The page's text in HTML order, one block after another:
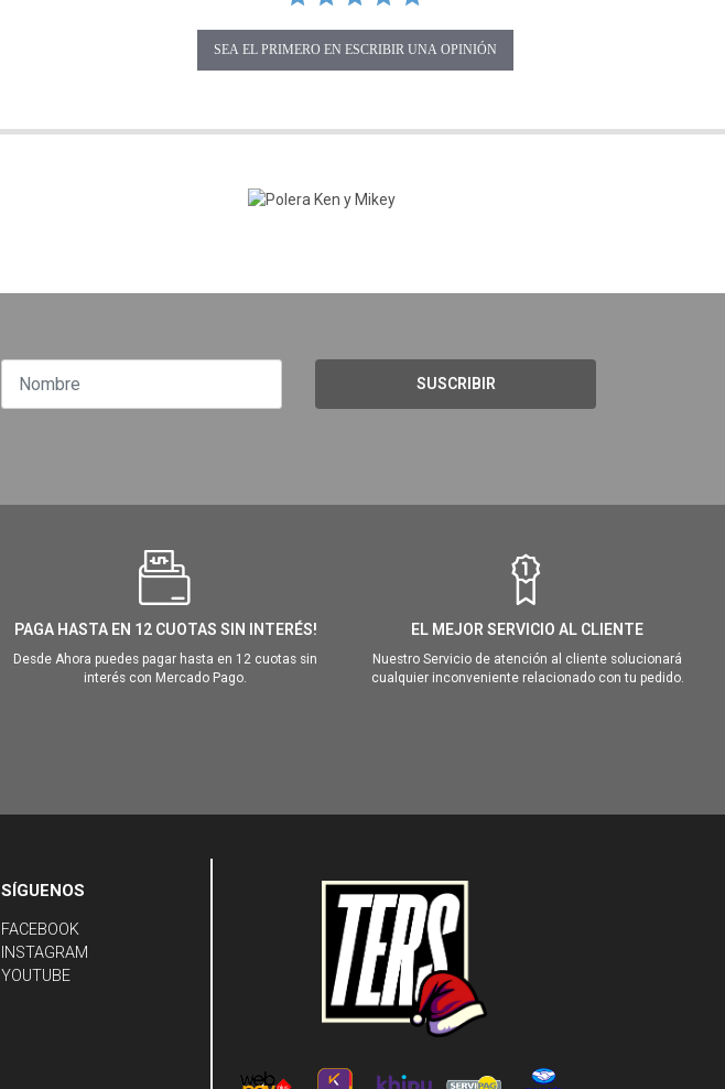
SEA EL PRIMERO EN ESCRIBIR UNA OPINIÓN
SUSCRIBIR
PAGA HASTA EN 12 CUOTAS SIN INTERÉS!
Desde Ahora puedes pagar hasta en 12 cuotas sin
interés con Mercado Pago.
EL MEJOR SERVICIO AL CLIENTE
Nuestro Servicio de atención al cliente solucionará
cualquier inconveniente relacionado con tu pedido.
SÍGUENOS
FACEBOOK
INSTAGRAM
YOUTUBE